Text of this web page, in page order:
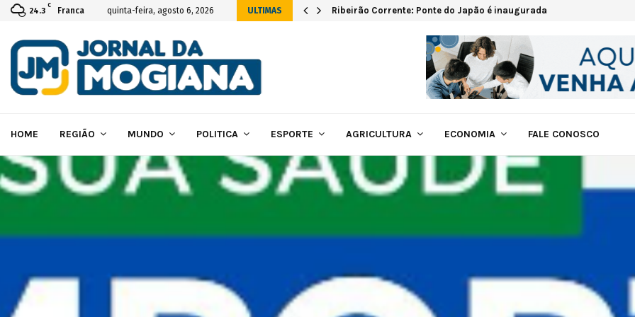
24.3
C
Franca quinta-feira, agosto 6, 2026 ULTIMAS
da construção das novas instalações… Ribeirão Corrente: Ponte do Japão é inaugurada
HOME REGIÃO MUNDO POLITICA ESPORTE AGRICULTURA ECONOMIA FALE CONOSCO